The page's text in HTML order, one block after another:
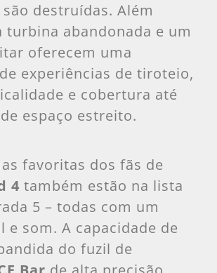
destruídas. Além
turbina abandonada e um
oferecem uma
experiências de tiroteio,
e cobertura até
espaço estreito.
favoritas dos fãs de
4 também estão na lista
5 – todas com um
e som. A capacidade de
do fuzil de